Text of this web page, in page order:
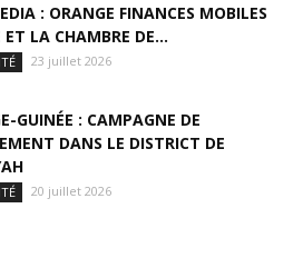
: ORANGE FINANCES MOBILES
ET LA CHAMBRE DE...
23 juillet 2026
GUINÉE : CAMPAGNE DE
DANS LE DISTRICT DE
20 juillet 2026